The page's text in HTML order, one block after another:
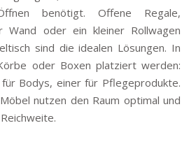
benötigt. Offene Regale,
Wand oder ein kleiner Rollwagen
sind die idealen Lösungen. In
oder Boxen platziert werden:
Bodys, einer für Pflegeprodukte.
nutzen den Raum optimal und